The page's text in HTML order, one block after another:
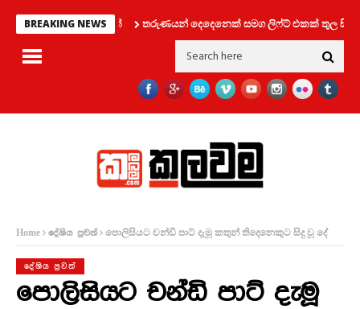
BREAKING NEWS තරුණයන් දෙදෙනෙක් සමග ලිෆ්ට් එකක් තුල සිර වූ
Home දේශිය පුවත් පොලිසියට චන්ඩි පාට් දැමූ කතුන් තිදෙනෙකුට සිදු වූ දේ
දේශිය පුවත්
පොලිසියට චන්ඩි පාට් දැමූ